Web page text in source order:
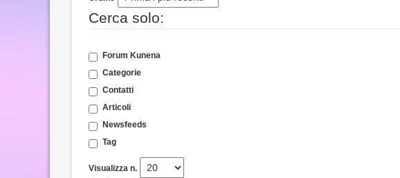
Cerca solo:
Forum Kunena
Categorie
Contatti
Articoli
Newsfeeds
Tag
Visualizza n.